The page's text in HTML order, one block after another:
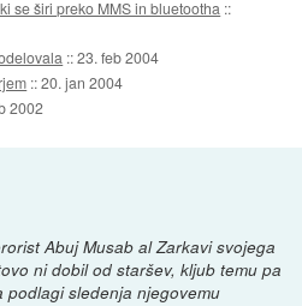
se širi preko MMS in bluetootha ::
::23. feb 2004
::20. jan 2004
2002
Abuj Musab al Zarkavi svojega
ni dobil od staršev, kljub temu pa
sledenja njegovemu